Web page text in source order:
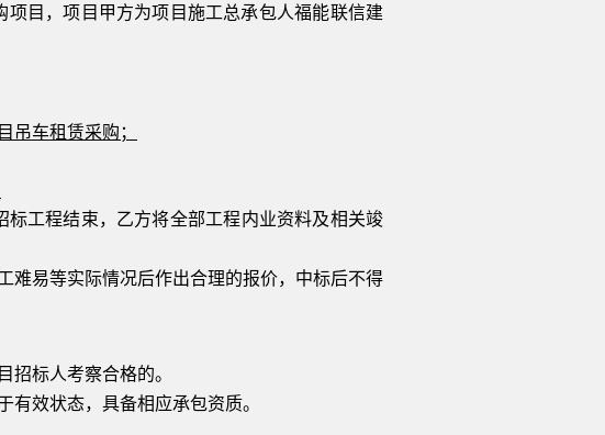
项目 ，项目甲方为项目施工总承包人福能联信建
吊车租赁采购 ；
标工程结束，乙方将全部工程内业资料及相关竣
难易等实际情况后作出合理的报价，中标后不得
招标人考察合格的。
有效状态，具备相应承包资质。